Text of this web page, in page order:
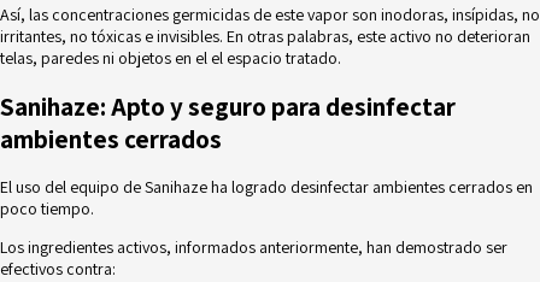
Así, las concentraciones germicidas de este vapor son inodoras, insípidas, no
irritantes, no tóxicas e invisibles. En otras palabras, este activo no deterioran
telas, paredes ni objetos en el el espacio tratado.
Sanihaze: Apto y seguro para desinfectar
ambientes cerrados
El uso del equipo de Sanihaze ha logrado desinfectar ambientes cerrados en
poco tiempo.
Los ingredientes activos, informados anteriormente, han demostrado ser
efectivos contra: